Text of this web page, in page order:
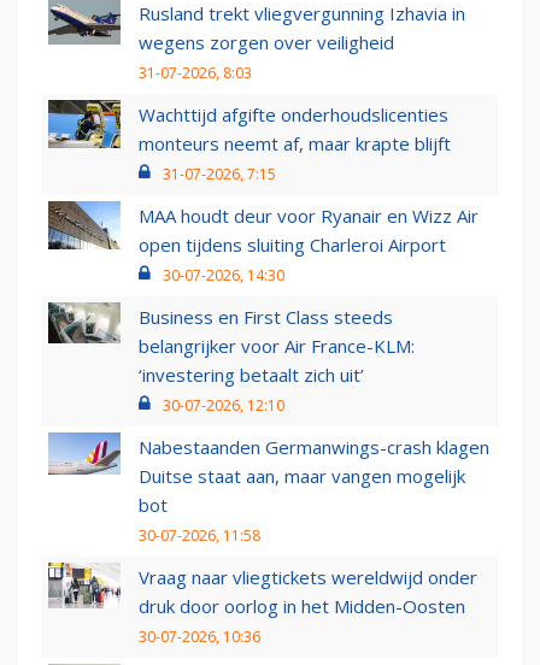
Rusland trekt vliegvergunning Izhavia in
wegens zorgen over veiligheid
31-07-2026, 8:03
Wachttijd afgifte onderhoudslicenties
monteurs neemt af, maar krapte blijft
31-07-2026, 7:15
MAA houdt deur voor Ryanair en Wizz Air
open tijdens sluiting Charleroi Airport
30-07-2026, 14:30
Business en First Class steeds
belangrijker voor Air France-KLM:
‘investering betaalt zich uit’
30-07-2026, 12:10
Nabestaanden Germanwings-crash klagen
Duitse staat aan, maar vangen mogelijk
bot
30-07-2026, 11:58
Vraag naar vliegtickets wereldwijd onder
druk door oorlog in het Midden-Oosten
30-07-2026, 10:36